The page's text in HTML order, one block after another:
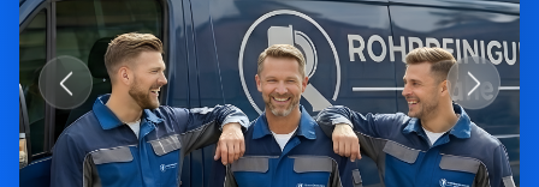
Previous Next